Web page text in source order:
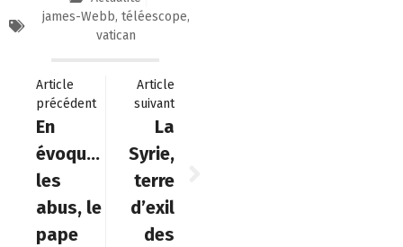
james-Webb, téléescope,
vatican
Article
précédent
En
évoquant
les
abus, le
pape
Article
suivant
La
Syrie,
terre
d’exil
des